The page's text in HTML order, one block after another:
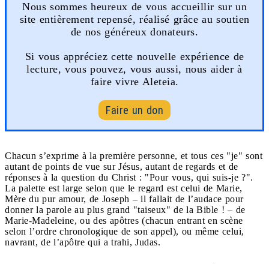
Nous sommes heureux de vous accueillir sur un
site entièrement repensé, réalisé grâce au soutien
de nos généreux donateurs.
Si vous appréciez cette nouvelle expérience de
lecture, vous pouvez, vous aussi, nous aider à
faire vivre Aleteia.
Faire un don
Chacun s’exprime à la première personne, et tous ces "je" sont
autant de points de vue sur Jésus, autant de regards et de
réponses à la question du Christ : "Pour vous, qui suis-je ?".
La palette est large selon que le regard est celui de Marie,
Mère du pur amour, de Joseph – il fallait de l’audace pour
donner la parole au plus grand "taiseux" de la Bible ! – de
Marie-Madeleine, ou des apôtres (chacun entrant en scène
selon l’ordre chronologique de son appel), ou même celui,
navrant, de l’apôtre qui a trahi, Judas.